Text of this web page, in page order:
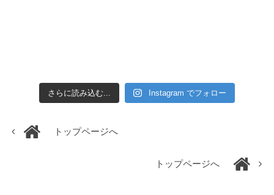
さらに読み込む... Instagram でフォロー
トップページへ
トップページへ